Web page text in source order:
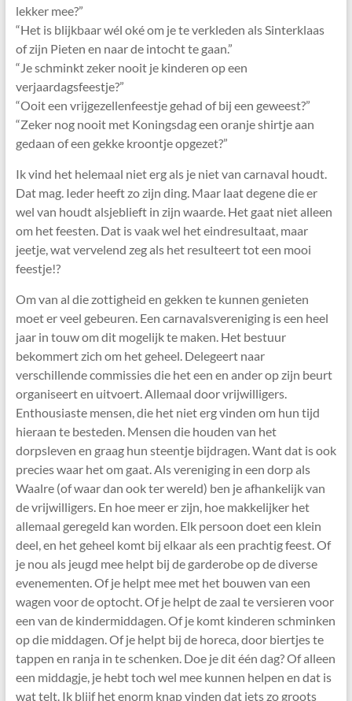
lekker mee?”
“Het is blijkbaar wél oké om je te verkleden als Sinterklaas
of zijn Pieten en naar de intocht te gaan.”
“Je schminkt zeker nooit je kinderen op een
verjaardagsfeestje?”
“Ooit een vrijgezellenfeestje gehad of bij een geweest?”
“Zeker nog nooit met Koningsdag een oranje shirtje aan
gedaan of een gekke kroontje opgezet?”
Ik vind het helemaal niet erg als je niet van carnaval houdt.
Dat mag. Ieder heeft zo zijn ding. Maar laat degene die er
wel van houdt alsjeblieft in zijn waarde. Het gaat niet alleen
om het feesten. Dat is vaak wel het eindresultaat, maar
jeetje, wat vervelend zeg als het resulteert tot een mooi
feestje!?
Om van al die zottigheid en gekken te kunnen genieten
moet er veel gebeuren. Een carnavalsvereniging is een heel
jaar in touw om dit mogelijk te maken. Het bestuur
bekommert zich om het geheel. Delegeert naar
verschillende commissies die het een en ander op zijn beurt
organiseert en uitvoert. Allemaal door vrijwilligers.
Enthousiaste mensen, die het niet erg vinden om hun tijd
hieraan te besteden. Mensen die houden van het
dorpsleven en graag hun steentje bijdragen. Want dat is ook
precies waar het om gaat. Als vereniging in een dorp als
Waalre (of waar dan ook ter wereld) ben je afhankelijk van
de vrijwilligers. En hoe meer er zijn, hoe makkelijker het
allemaal geregeld kan worden. Elk persoon doet een klein
deel, en het geheel komt bij elkaar als een prachtig feest. Of
je nou als jeugd mee helpt bij de garderobe op de diverse
evenementen. Of je helpt mee met het bouwen van een
wagen voor de optocht. Of je helpt de zaal te versieren voor
een van de kindermiddagen. Of je komt kinderen schminken
op die middagen. Of je helpt bij de horeca, door biertjes te
tappen en ranja in te schenken. Doe je dit één dag? Of alleen
een middagje, je hebt toch wel mee kunnen helpen en dat is
wat telt. Ik blijf het enorm knap vinden dat iets zo groots